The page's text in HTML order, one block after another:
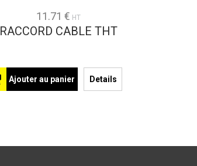
11.71 € HT
RACCORD CABLE THT
Ajouter au panier Details